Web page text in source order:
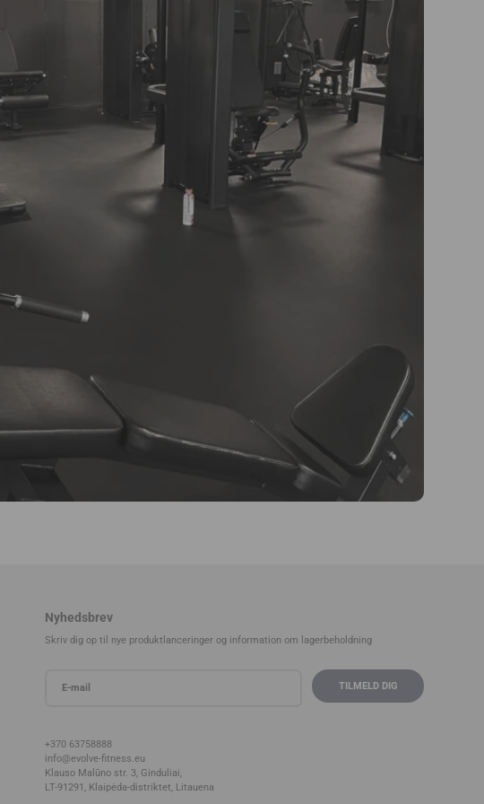
Nyhedsbrev
Skriv dig op til nye produktlanceringer og information om lagerbeholdning
+370 63758888
info@evolve-fitness.eu
Klauso Malūno str. 3, Ginduliai,
LT-91291, Klaipėda-distriktet, Litauena